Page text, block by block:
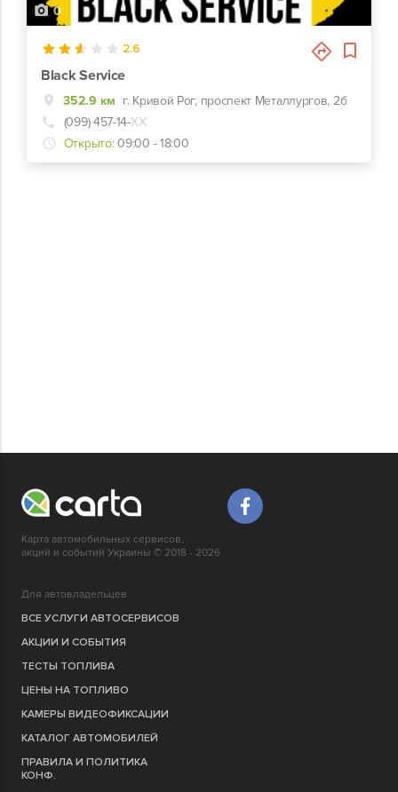
0
2.6
Black Service
352.9 км г. Кривой Рог, проспект Металлургов, 2б
(099) 457-14-ХХ
Открыто: 09:00 - 18:00
Карта автомобильных сервисов,
акций и событий Украины © 2018 - 2026
Для автовладельцев
ВСЕ УСЛУГИ АВТОСЕРВИСОВ
АКЦИИ И СОБЫТИЯ
ТЕСТЫ ТОПЛИВА
ЦЕНЫ НА ТОПЛИВО
КАМЕРЫ ВИДЕОФИКСАЦИИ
КАТАЛОГ АВТОМОБИЛЕЙ
ПРАВИЛА И ПОЛИТИКА
КОНФ.